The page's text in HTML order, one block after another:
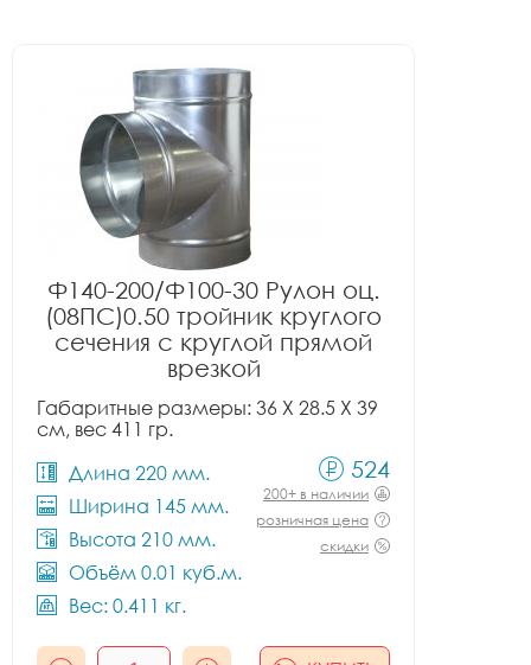
Ф140-200/Ф100-30 Рулон оц.
(08ПС)0.50 тройник круглого
сечения с круглой прямой
врезкой
Габаритные размеры: 36 X 28.5 X 39
см, вес 411 гр.
Длина 220 мм.
Ширина 145 мм.
Высота 210 мм.
Объём 0.01 куб.м.
Вес: 0.411 кг.
524
200+ в наличии
розничная цена
скидки